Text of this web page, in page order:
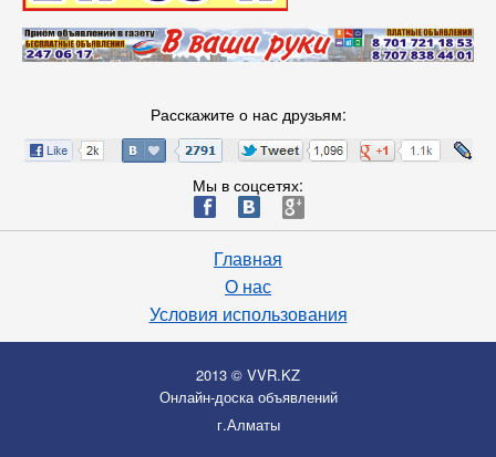
Расскажите о нас друзьям:
Мы в соцсетях:
ä æ è
Главная
О нас
Условия использования
2013 © VVR.KZ
Онлайн-доска объявлений
г.Алматы